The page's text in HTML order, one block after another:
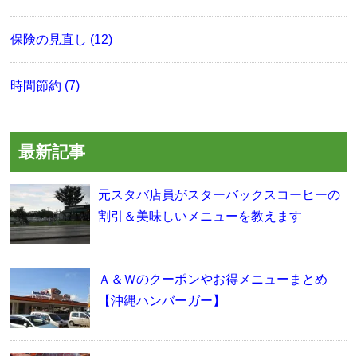
保険の見直し (12)
時間節約 (7)
最新記事
元スタバ店員がスターバックスコーヒーの
割引＆美味しいメニューを教えます
Ａ＆Ｗのクーポンやお得メニューまとめ
【沖縄ハンバーガー】